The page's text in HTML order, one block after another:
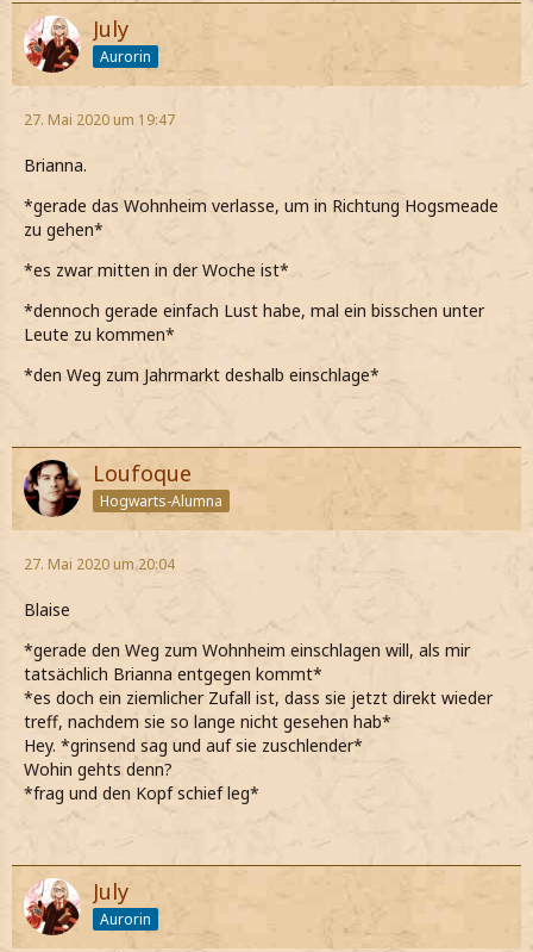
July
Aurorin
27. Mai 2020 um 19:47
Brianna.
*gerade das Wohnheim verlasse, um in Richtung Hogsmeade
zu gehen*
*es zwar mitten in der Woche ist*
*dennoch gerade einfach Lust habe, mal ein bisschen unter
Leute zu kommen*
*den Weg zum Jahrmarkt deshalb einschlage*
Loufoque
Hogwarts-Alumna
27. Mai 2020 um 20:04
Blaise
*gerade den Weg zum Wohnheim einschlagen will, als mir
tatsächlich Brianna entgegen kommt*
*es doch ein ziemlicher Zufall ist, dass sie jetzt direkt wieder
treff, nachdem sie so lange nicht gesehen hab*
Hey. *grinsend sag und auf sie zuschlender*
Wohin gehts denn?
*frag und den Kopf schief leg*
July
Aurorin